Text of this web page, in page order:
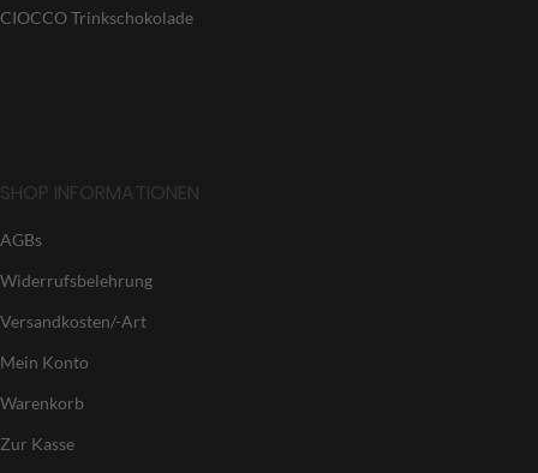
CIOCCO Trinkschokolade
SHOP INFORMATIONEN
AGBs
Widerrufsbelehrung
Versandkosten/-Art
Mein Konto
Warenkorb
Zur Kasse